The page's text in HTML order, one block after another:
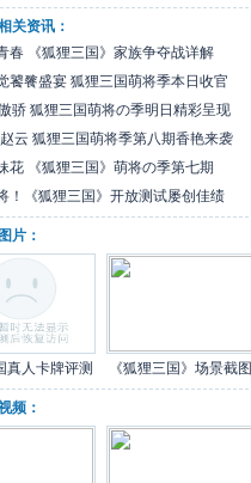
关资讯：
春 《狐狸三国》家族争夺战详解
饕餮盛宴 狐狸三国萌将季本日收官
骄 狐狸三国萌将の季明日精彩呈现
云 狐狸三国萌将季第八期香艳来袭
花 《狐狸三国》萌将の季第七期
！《狐狸三国》开放测试屡创佳绩
片：
真人卡牌评测 《狐狸三国》场景截图
频：